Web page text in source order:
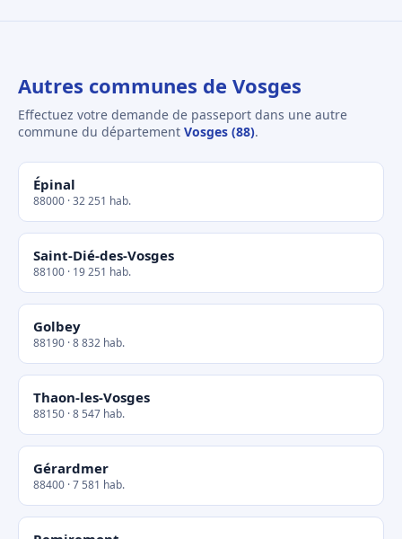
Autres communes de Vosges
Effectuez votre demande de passeport dans une autre
commune du département Vosges (88).
Épinal
88000 · 32 251 hab.
Saint-Dié-des-Vosges
88100 · 19 251 hab.
Golbey
88190 · 8 832 hab.
Thaon-les-Vosges
88150 · 8 547 hab.
Gérardmer
88400 · 7 581 hab.